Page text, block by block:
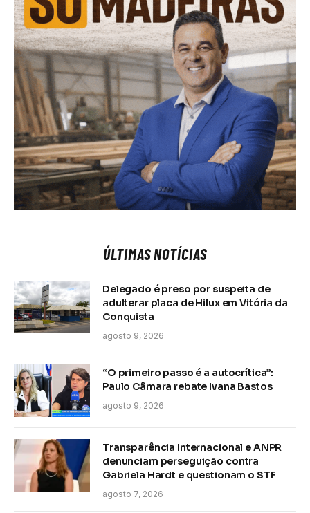
ÚLTIMAS NOTÍCIAS
Delegado é preso por suspeita de
adulterar placa de Hilux em Vitória da
Conquista
agosto 9, 2026
“O primeiro passo é a autocrítica”:
Paulo Câmara rebate Ivana Bastos
agosto 9, 2026
Transparência Internacional e ANPR
denunciam perseguição contra
Gabriela Hardt e questionam o STF
agosto 7, 2026